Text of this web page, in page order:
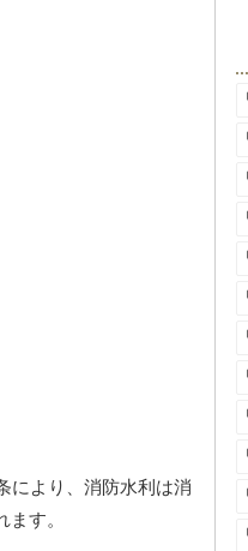
により、消防水利は消
す。